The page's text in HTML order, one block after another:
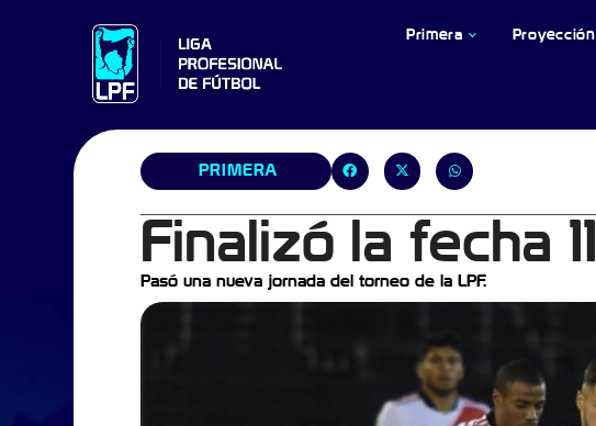
Primera Proyección
PRIMERA
Finalizó la fecha 11
Pasó una nueva jornada del torneo de la LPF.